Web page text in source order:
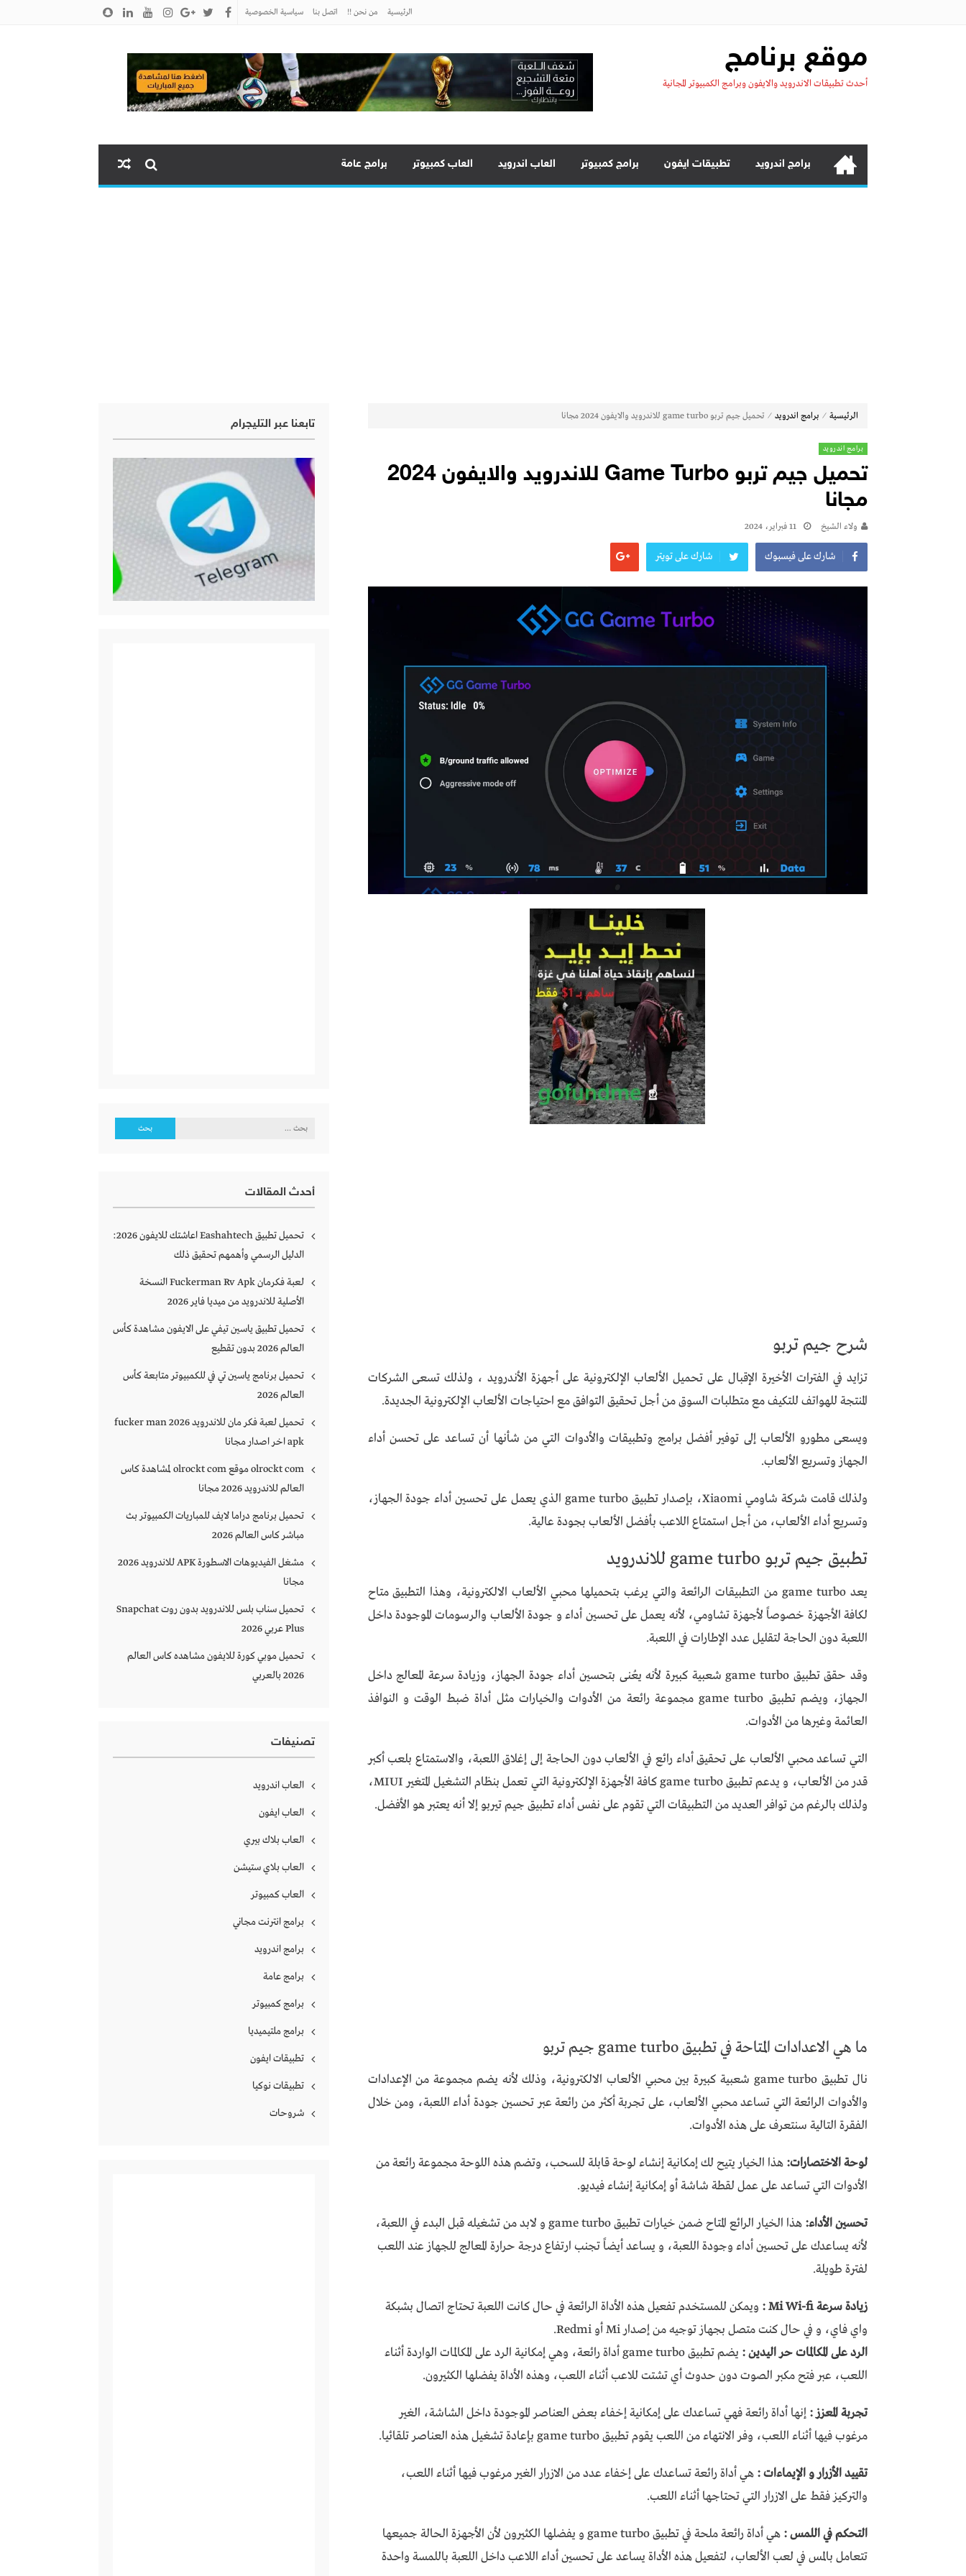
الرئيسية من نحن !! اتصل بنا سياسية الخصوصية
موقع برنامج
أحدث تطبيقات الاندرويد والايفون وبرامج الكمبيوتر المجانية
برامج اندرويد تطبيقات ايفون برامج كمبيوتر العاب اندرويد العاب كمبيوتر برامج عامة
الرئيسية ⁄ برامج اندرويد ⁄ تحميل جيم تربو game turbo للاندرويد والايفون 2024 مجانا
برامج اندرويد
تحميل جيم تربو Game Turbo للاندرويد والايفون 2024
مجانا
ولاء الشيخ 11 فبراير، 2024
شارك على فيسبوك شارك على تويتر
شرح جيم تربو
تزايد في الفترات الأخيرة الإقبال على تحميل الألعاب الإلكترونية على أجهزة الأندرويد ، ولذلك تسعى الشركات
المنتجة للهواتف للتكيف مع متطلبات السوق من أجل تحقيق التوافق مع احتياجات الألعاب الإلكترونية الجديدة.
ويسعى مطورو الألعاب إلى توفير أفضل برامج وتطبيقات والأدوات التي من شأنها أن تساعد على تحسن أداء
الجهاز وتسريع الألعاب.
ولذلك قامت شركة شاومي Xiaomi، بإصدار تطبيق game turbo الذي يعمل على تحسين أداء جودة الجهاز،
وتسريع أداء الألعاب، من أجل استمتاع اللاعب بأفضل الألعاب بجودة عالية.
تطبيق جيم تربو game turbo للاندرويد
يعد game turbo من التطبيقات الرائعة والتي يرغب بتحميلها محبي الألعاب الالكترونية، وهذا التطبيق متاح
لكافة الأجهزة خصوصاً لأجهزة تشاومي، لأنه يعمل على تحسين أداء و جودة الألعاب والرسومات الموجودة داخل
اللعبة دون الحاجة لتقليل عدد الإطارات في اللعبة.
وقد حقق تطبيق game turbo شعبية كبيرة لأنه يعُنى بتحسين أداء جودة الجهاز، وزيادة سرعة المعالج داخل
الجهاز، ويضم تطبيق game turbo مجموعة رائعة من الأدوات والخيارات مثل أداة ضبط الوقت و النوافذ
العائمة وغيرها من الأدوات.
التي تساعد محبي الألعاب على تحقيق أداء رائع في الألعاب دون الحاجة إلى إغلاق اللعبة، والاستمتاع بلعب أكبر
قدر من الألعاب، و يدعم تطبيق game turbo كافة الأجهزة الإلكترونية التي تعمل بنظام التشغيل المتغير MIUI،
ولذلك بالرغم من توافر العديد من التطبيقات التي تقوم على نفس أداء تطبيق جيم تيربو إلا أنه يعتبر هو الأفضل.
ما هي الاعدادات المتاحة في تطبيق game turbo جيم تربو
نال تطبيق game turbo شعبية كبيرة بين محبي الألعاب الالكترونية، وذلك لأنه يضم مجموعة من الإعدادات
والأدوات الرائعة التي تساعد محبي الألعاب، على تجربة أكثر من رائعة عبر تحسين جودة أداء اللعبة، ومن خلال
الفقرة التالية سنتعرف على هذه الأدوات.
لوحة الاختصارات: هذا الخيار يتيح لك إمكانية إنشاء لوحة قابلة للسحب، وتضم هذه اللوحة مجموعة رائعة من
الأدوات التي تساعد على عمل لقطة شاشة أو إمكانية إنشاء فيديو.
تحسين الأداء:
هذا الخيار الرائع المتاح ضمن خيارات تطبيق game turbo و لابد من تشغيله قبل البدء في اللعبة،
لأنه يساعدك على تحسين أداء وجودة اللعبة، و يساعد أيضاً تجنب ارتفاع درجة حرارة المعالج للجهاز عند اللعب
لفترة طويلة.
زيادة سرعة Mi Wi-fi :
ويمكن للمستخدم تفعيل هذه الأداة الرائعة في حال كانت اللعبة تحتاج اتصال بشبكة
واي فاي، و في حال كنت متصل بجهاز توجيه من إصدار Mi أو Redmi.
الرد على المكالمات حر اليدين :
يضم تطبيق game turbo أداة رائعة، وهي إمكانية الرد على المكالمات الواردة أثناء
اللعب، عبر فتح مكبر الصوت دون حدوث أي تشتت للاعب أثناء اللعب، وهذه الأداة يفضلها الكثيرون.
تجربة المعزز : إنها أداة رائعة فهي تساعدك على إمكانية إخفاء بعض العناصر الموجودة داخل الشاشة، الغير
مرغوب فيها أثناء اللعب، وفر الانتهاء من اللعب يقوم تطبيق game turbo بإعادة تشغيل هذه العناصر تلقائيا.
تقييد الأزرار و الإيماءات : هي أداة رائعة تساعدك على إخفاء عدد من الازرار الغير مرغوب فيها أثناء اللعب،
والتركيز فقط على الازرار التي تحتاجها أثناء اللعب.
التحكم في اللمس :
هي أداة رائعة ملحة في تطبيق game turbo و يفضلها الكثيرون لأن الأجهزة الحالة جميعها
تتعامل بالمس في لعب الألعاب، لتفعيل هذه الأداة يساعد على تحسين أداء اللاعب داخل اللعبة باللمسة واحدة
تابعنا عبر التليجرام
البحث
أحدث المقالات
تحميل تطبيق Eashahtech اعاشتك للايفون 2026:
الدليل الرسمي وأهمهم تحقيق ذلك
لعبة فكرمان Fuckerman Rv Apk النسخة
الأصلية للاندرويد من ميديا فاير 2026
تحميل تطبيق ياسين تيفي على الايفون مشاهدة كأس
العالم 2026 بدون تقطيع
تحميل برنامج ياسين تي في للكمبيوتر متابعة كأس
العالم 2026
تحميل لعبة فكر مان للاندرويد 2026 fucker man
apk اخر اصدار مجانا
olrockt com موقع olrockt com لمشاهدة كاس
العالم للاندرويد 2026 مجانا
تحميل برنامج دراما لايف للمباريات الكمبيوتر بث
مباشر كاس العالم 2026
مشغل الفيديوهات الاسطورة APK للاندرويد 2026
مجانا
تحميل سناب بلس للاندرويد بدون روت Snapchat
Plus‏ عربي 2026
تحميل موبي كورة للايفون مشاهده كاس العالم
2026 بالعربي
تصنيفات
العاب اندرويد
العاب ايفون
العاب بلاك بيري
العاب بلاي ستيشن
العاب كمبيوتر
برامج انترنت مجاني
برامج اندرويد
برامج عامة
برامج كمبيوتر
برامج ملتيميديا
تطبيقات ايفون
تطبيقات نوكيا
شروحات